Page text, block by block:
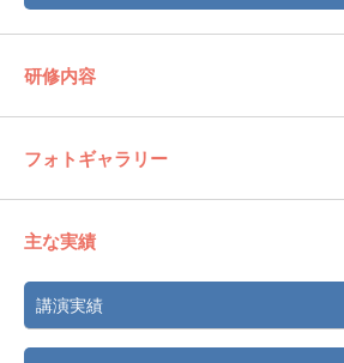
研修内容
フォトギャラリー
主な実績
講演実績